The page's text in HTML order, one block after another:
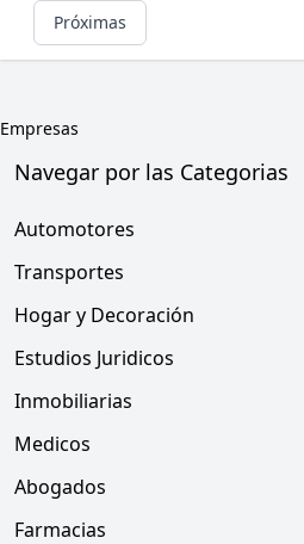
Próximas
Empresas
Navegar por las Categorias
Automotores
Transportes
Hogar y Decoración
Estudios Juridicos
Inmobiliarias
Medicos
Abogados
Farmacias